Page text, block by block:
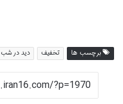
برچسب ها تخفیف دید در شب